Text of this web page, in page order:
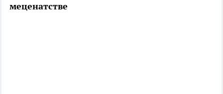
меценатстве